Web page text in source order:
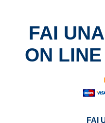
FAI
ON
FAI